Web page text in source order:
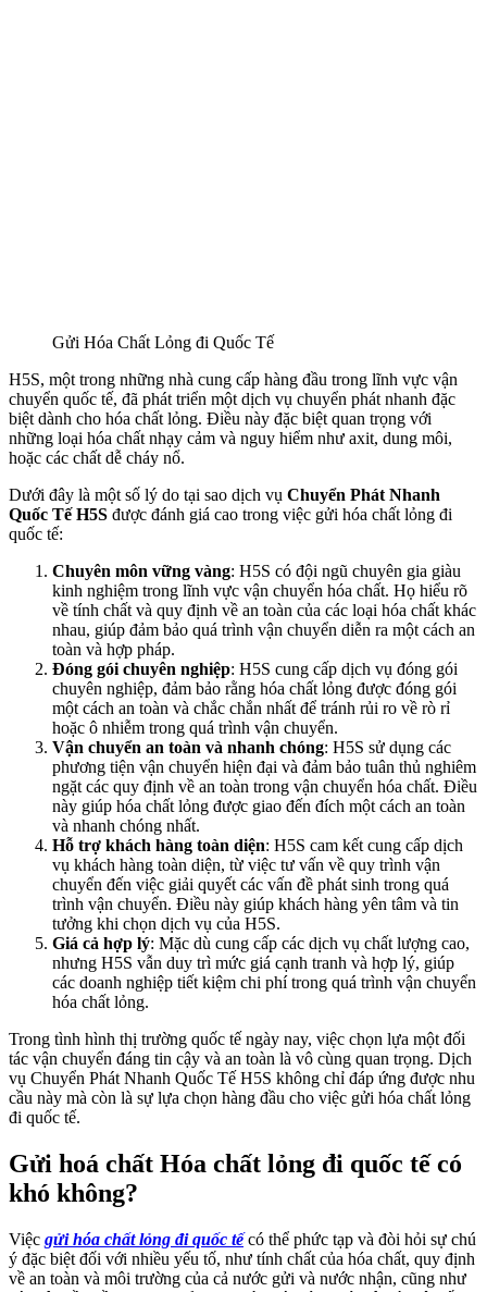
Gửi Hóa Chất Lỏng đi Quốc Tế
H5S, một trong những nhà cung cấp hàng đầu trong lĩnh vực vận
chuyển quốc tế, đã phát triển một dịch vụ chuyển phát nhanh đặc
biệt dành cho hóa chất lỏng. Điều này đặc biệt quan trọng với
những loại hóa chất nhạy cảm và nguy hiểm như axit, dung môi,
hoặc các chất dễ cháy nổ.
Dưới đây là một số lý do tại sao dịch vụ Chuyển Phát Nhanh
Quốc Tế H5S được đánh giá cao trong việc gửi hóa chất lỏng đi
quốc tế:
Chuyên môn vững vàng: H5S có đội ngũ chuyên gia giàu
kinh nghiệm trong lĩnh vực vận chuyển hóa chất. Họ hiểu rõ
về tính chất và quy định về an toàn của các loại hóa chất khác
nhau, giúp đảm bảo quá trình vận chuyển diễn ra một cách an
toàn và hợp pháp.
Đóng gói chuyên nghiệp: H5S cung cấp dịch vụ đóng gói
chuyên nghiệp, đảm bảo rằng hóa chất lỏng được đóng gói
một cách an toàn và chắc chắn nhất để tránh rủi ro về rò rỉ
hoặc ô nhiễm trong quá trình vận chuyển.
Vận chuyển an toàn và nhanh chóng: H5S sử dụng các
phương tiện vận chuyển hiện đại và đảm bảo tuân thủ nghiêm
ngặt các quy định về an toàn trong vận chuyển hóa chất. Điều
này giúp hóa chất lỏng được giao đến đích một cách an toàn
và nhanh chóng nhất.
Hỗ trợ khách hàng toàn diện: H5S cam kết cung cấp dịch
vụ khách hàng toàn diện, từ việc tư vấn về quy trình vận
chuyển đến việc giải quyết các vấn đề phát sinh trong quá
trình vận chuyển. Điều này giúp khách hàng yên tâm và tin
tưởng khi chọn dịch vụ của H5S.
Giá cả hợp lý: Mặc dù cung cấp các dịch vụ chất lượng cao,
nhưng H5S vẫn duy trì mức giá cạnh tranh và hợp lý, giúp
các doanh nghiệp tiết kiệm chi phí trong quá trình vận chuyển
hóa chất lỏng.
Trong tình hình thị trường quốc tế ngày nay, việc chọn lựa một đối
tác vận chuyển đáng tin cậy và an toàn là vô cùng quan trọng. Dịch
vụ Chuyển Phát Nhanh Quốc Tế H5S không chỉ đáp ứng được nhu
cầu này mà còn là sự lựa chọn hàng đầu cho việc gửi hóa chất lỏng
đi quốc tế.
Gửi hoá chất Hóa chất lỏng đi quốc tế có
khó không?
Việc gửi hóa chất lỏng đi quốc tếcó thể phức tạp và đòi hỏi sự chú
ý đặc biệt đối với nhiều yếu tố, như tính chất của hóa chất, quy định
về an toàn và môi trường của cả nước gửi và nước nhận, cũng như